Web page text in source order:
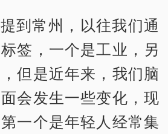
提到常州，以往我们通
签，一个是工业，另
但是近年来，我们脑
会发生一些变化，现
一个是年轻人经常集